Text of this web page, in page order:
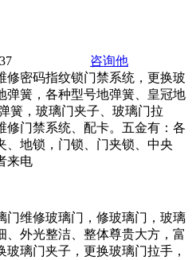
咨询他
修密码指纹锁门禁系统，更换玻
弹簧，各种型号地弹簧、皇冠地
簧，玻璃门夹子、玻璃门拉
修门禁系统、配卡。五金有：各
、地锁，门锁、门夹锁、中央
来电
门维修玻璃门，修玻璃门，玻璃
、外光整洁、整体尊贵大方，富
璃门夹子，更换玻璃门拉手，